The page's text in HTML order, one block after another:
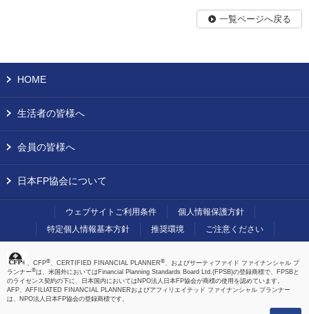
一覧ページへ戻る
HOME
生活者の皆様へ
会員の皆様へ
日本FP協会について
ウェブサイトご利用条件
個人情報保護方針
特定個人情報基本方針
推奨環境 ご注意ください
、CFP®、CERTIFIED FINANCIAL PLANNER®、およびサーティファイド ファイナンシャル プ
ランナー®は、米国外においてはFinancial Planning Standards Board Ltd.(FPSB)の登録商標で、FPSBと
のライセンス契約の下に、日本国内においてはNPO法人日本FP協会が商標の使用を認めています。
AFP、AFFILIATED FINANCIAL PLANNERおよびアフィリエイテッド ファイナンシャル プランナー
は、NPO法人日本FP協会の登録商標です。